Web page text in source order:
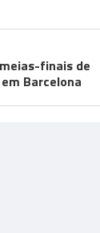
finais de
Barcelona